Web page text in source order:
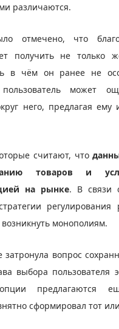
различаются.
отмечено, что
получить не только
в чём он ранее не
пользователь может
него, предлагая
считают, что
товаров и
на рынке. В связи
монополиям.
затронула вопрос
выбора пользователя
предлагаются
сформировал тот